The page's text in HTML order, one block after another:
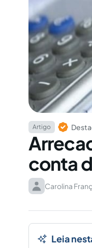
Artigo
conta
Carolina
Leia